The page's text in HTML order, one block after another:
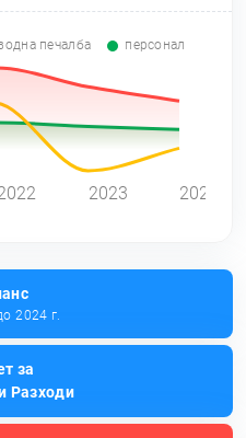
печалба персонал
2023 2024
2024 г.
за
Разходи